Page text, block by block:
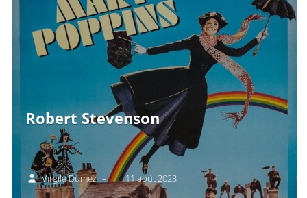
Robert Stevenson
Virgile Dumez – 11 août 2023